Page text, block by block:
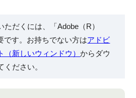
だくには、「Adobe（R）
です。お持ちでない方はアドビ
（新しいウィンドウ）からダウ
ください。